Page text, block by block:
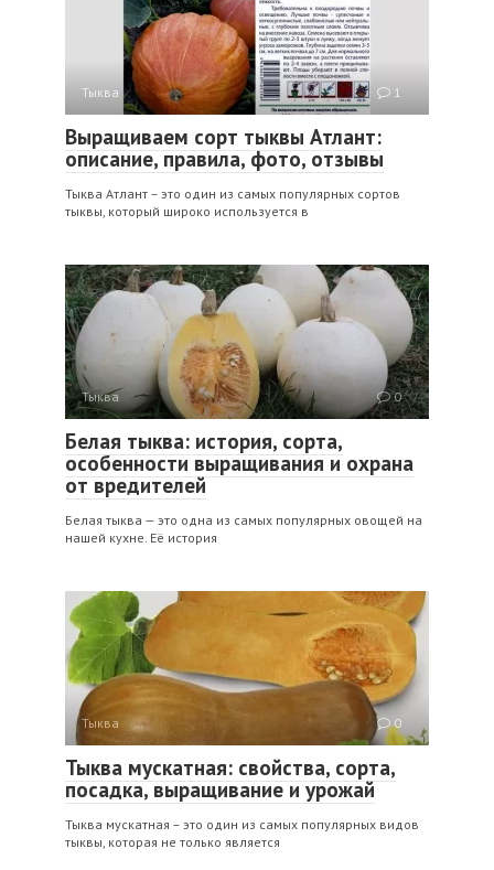
Тыква 1
Выращиваем сорт тыквы Атлант:
описание, правила, фото, отзывы
Тыква Атлант – это один из самых популярных сортов
тыквы, который широко используется в
Тыква 0
Белая тыква: история, сорта,
особенности выращивания и охрана
от вредителей
Белая тыква — это одна из самых популярных овощей на
нашей кухне. Её история
Тыква 0
Тыква мускатная: свойства, сорта,
посадка, выращивание и урожай
Тыква мускатная – это один из самых популярных видов
тыквы, которая не только является